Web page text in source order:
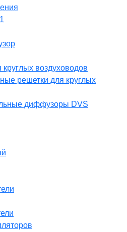
воздуховодов
решетки для круглых
диффузоры DVS